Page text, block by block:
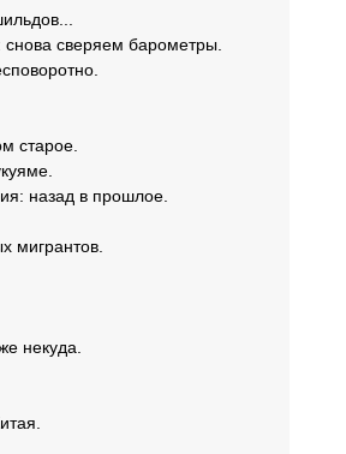
сверяем барометры.
старое.
назад в прошлое.
мигрантов.
некуда.